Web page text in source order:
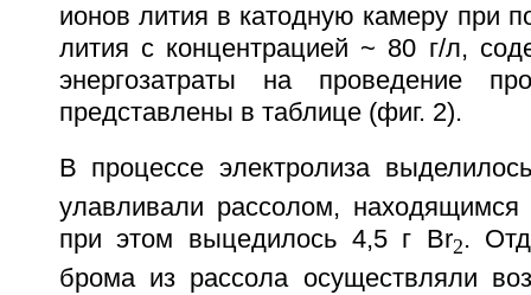
ионов лития в катодную камеру при
лития с концентрацией ~ 80 г/л,
энергозатраты на проведение
представлены в таблице (фиг. 2).
В процессе электролиза
улавливали рассолом,
при этом выцедилось 4,5 г Br2.
брома из рассола осуществляли